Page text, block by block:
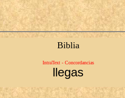
Biblia
IntraText - Concordancias
llegas